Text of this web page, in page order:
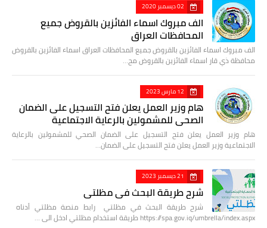
02 ديسمبر 2020
الف مبروك اسماء الفائزين بالقروض جميع
المحافظات العراق
الف مبروك اسماء الفائزين بالقروض جميع المحافظات العراق اسماء الفائزين بالقروض
محافظة ذي قار اسماء الفائزين بالقروض مح…
12 مارس 2023
هام وزير العمل يعلن فتح التسجيل على الضمان
الصحي للمشمولين بالرعاية الاجتماعية
هام وزير العمل يعلن فتح التسجيل على الضمان الصحي للمشمولين بالرعاية
الاجتماعية وزير العمل يعلن فتح التسجيل على الضمان…
21 ديسمبر 2023
شرح طريقة البحث في مظلتي
شرح طريقة البحث في مظلتي رابط منصة مظلتي أدناه
https://spa.gov.iq/umbrella/index.aspx طريقة استخدام مظلتي ادخل الى …